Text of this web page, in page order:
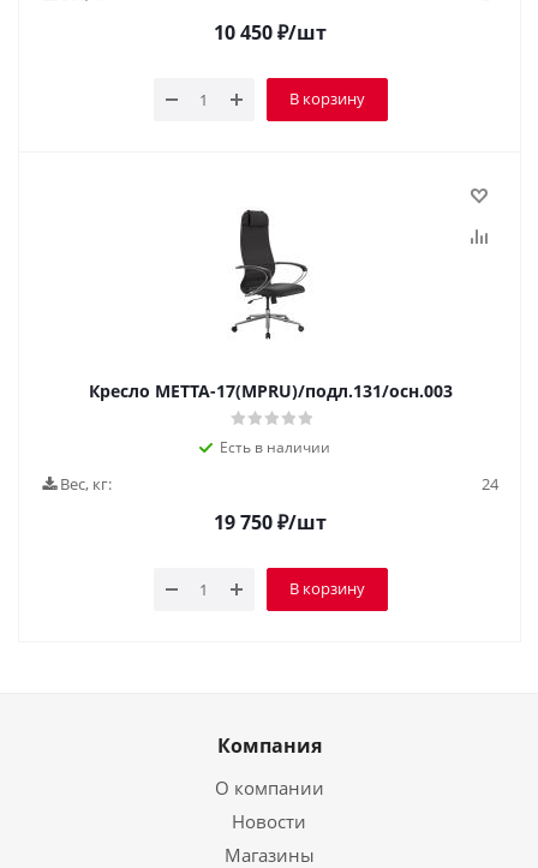
10 450₽/шт
В корзину
Кресло МЕТТА-17(MPRU)/подл.131/осн.003
Есть в наличии
Вес, кг: 24
19 750₽/шт
В корзину
Компания
О компании
Новости
Магазины